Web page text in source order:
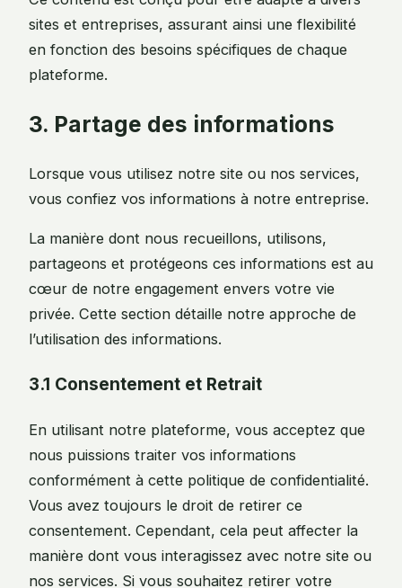
sites et entreprises, assurant ainsi une flexibilité
en fonction des besoins spécifiques de chaque
plateforme.
3. Partage des informations
Lorsque vous utilisez notre site ou nos services,
vous confiez vos informations à notre entreprise.
La manière dont nous recueillons, utilisons,
partageons et protégeons ces informations est au
cœur de notre engagement envers votre vie
privée. Cette section détaille notre approche de
l’utilisation des informations.
3.1 Consentement et Retrait
En utilisant notre plateforme, vous acceptez que
nous puissions traiter vos informations
conformément à cette politique de confidentialité.
Vous avez toujours le droit de retirer ce
consentement. Cependant, cela peut affecter la
manière dont vous interagissez avec notre site ou
nos services. Si vous souhaitez retirer votre